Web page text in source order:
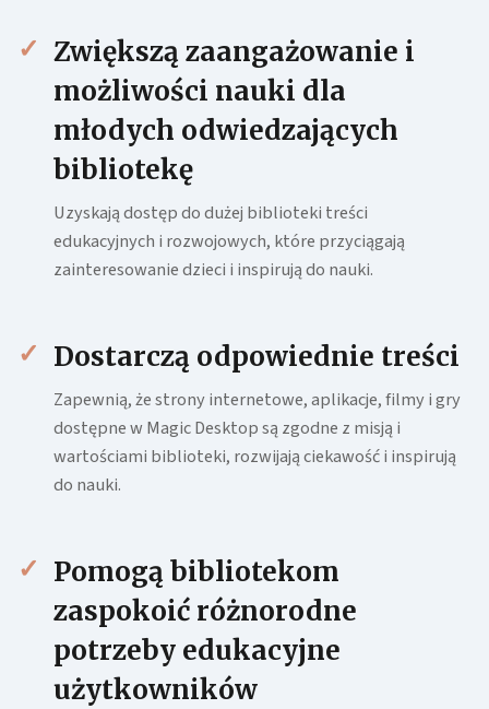
Zwiększą zaangażowanie i
możliwości nauki dla
młodych odwiedzających
bibliotekę
Uzyskają dostęp do dużej biblioteki treści
edukacyjnych i rozwojowych, które przyciągają
zainteresowanie dzieci i inspirują do nauki.
Dostarczą odpowiednie treści
Zapewnią, że strony internetowe, aplikacje, filmy i gry
dostępne w Magic Desktop są zgodne z misją i
wartościami biblioteki, rozwijają ciekawość i inspirują
do nauki.
Pomogą bibliotekom
zaspokoić różnorodne
potrzeby edukacyjne
użytkowników